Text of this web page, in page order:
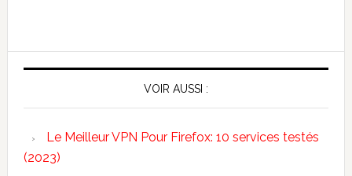
VOIR AUSSI :
Le Meilleur VPN Pour Firefox: 10 services testés
(2023)